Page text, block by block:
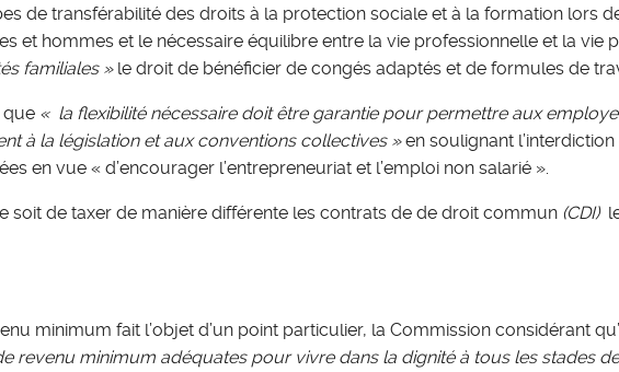
de transférabilité des droits à la protection sociale et à la formation lors
et hommes et le nécessaire équilibre entre la vie professionnelle et la vie
familiales »le droit de bénéficier de congés adaptés et de formules de
que « la flexibilité nécessaire doit être garantie pour permettre aux
à la législation et aux conventions collectives »en soulignant
en vue « d’encourager l’entrepreneuriat et l’emploi non salarié ».
soit de taxer de manière différente les contrats de de droit commun (CDI)
minimum fait l’objet d’un point particulier, la Commission considérant
revenu minimum adéquates pour vivre dans la dignité à tous les stades